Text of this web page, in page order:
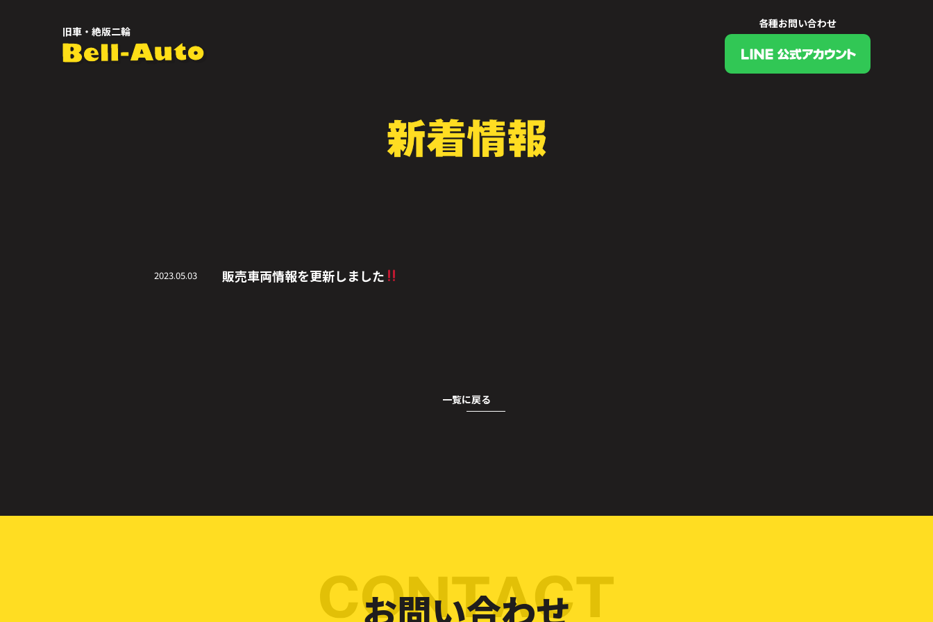
旧車・絶版二輪
各種お問い合わせ
2023.05.03 販売車両情報を更新しました
一覧に戻る
お問い合わせ